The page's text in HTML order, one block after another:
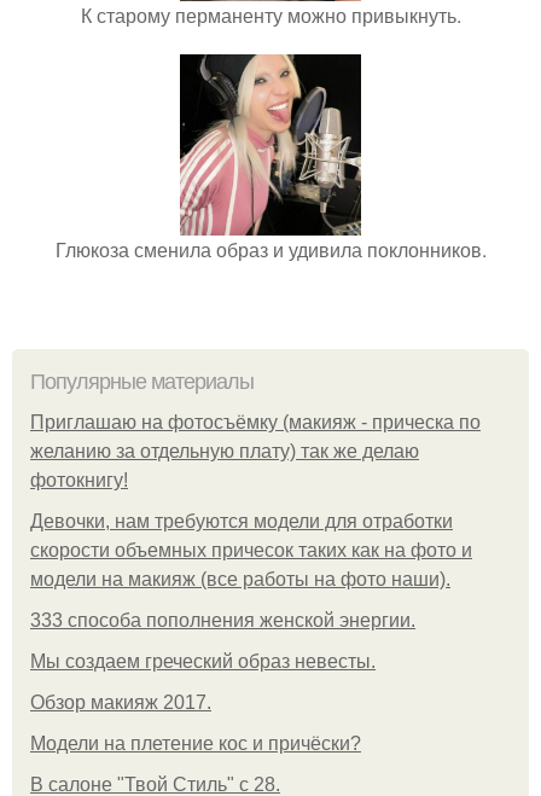
К старому перманенту можно привыкнуть.
Глюкоза сменила образ и удивила поклонников.
Популярные материалы
Приглашаю на фотосъёмку (макияж - прическа по
желанию за отдельную плату) так же делаю
фотокнигу!
Девочки, нам требуются модели для отработки
скорости объемных причесок таких как на фото и
модели на макияж (все работы на фото наши).
333 способа пополнения женской энергии.
Мы создаем греческий образ невесты.
Обзор макияж 2017.
Модели на плетение кос и причёски?
В салоне "Твой Стиль" с 28.